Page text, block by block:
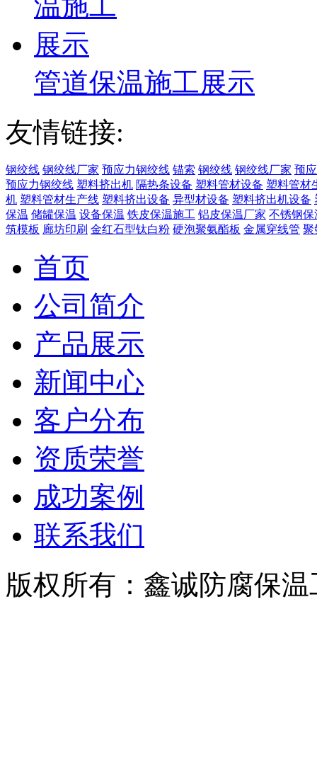
管道保温施工展示
友情链接:
钢绞线 钢绞线厂家 预应力钢绞线 锚索 钢绞线 钢绞线厂家 预
预应力钢绞线 塑料挤出机 隔热条设备 塑料管材设备 塑料管材
机 塑料管材生产线 塑料挤出设备 异型材设备 塑料挤出机设备
保温 储罐保温 设备保温 铁皮保温施工 铝皮保温厂家 不锈钢保
筑模板 廊坊印刷 金红石型钛白粉 硬泡聚氨酯板 金属穿线管 聚
首页
公司简介
产品展示
新闻中心
客户分布
资质荣誉
成功案例
联系我们
版权所有：鑫诚防腐保